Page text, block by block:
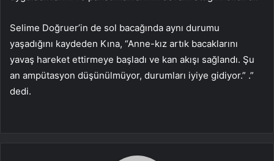
Selime Doğruer’in de sol bacağında aynı durumu
yaşadığını kaydeden Kına, “Anne-kız artık bacaklarını
yavaş hareket ettirmeye başladı ve kan akışı sağlandı. Şu
an ampütasyon düşünülmüyor, durumları iyiye gidiyor.” .”
dedi.